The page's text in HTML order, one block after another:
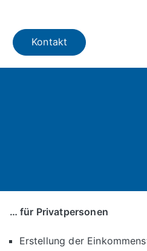
Kontakt
… für Privatpersonen
Erstellung der